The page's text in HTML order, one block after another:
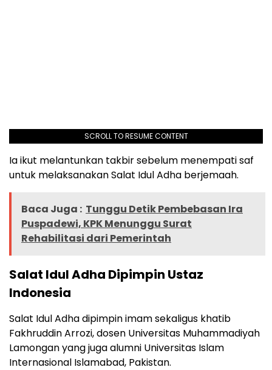
SCROLL TO RESUME CONTENT
Ia ikut melantunkan takbir sebelum menempati saf
untuk melaksanakan Salat Idul Adha berjemaah.
Baca Juga : Tunggu Detik Pembebasan Ira
Puspadewi, KPK Menunggu Surat
Rehabilitasi dari Pemerintah
Salat Idul Adha Dipimpin Ustaz
Indonesia
Salat Idul Adha dipimpin imam sekaligus khatib
Fakhruddin Arrozi, dosen Universitas Muhammadiyah
Lamongan yang juga alumni Universitas Islam
Internasional Islamabad, Pakistan.